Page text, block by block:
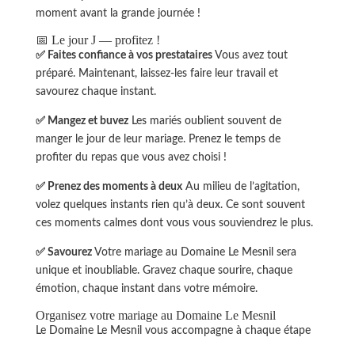
moment avant la grande journée !
📅 Le jour J — profitez !
✅ Faites confiance à vos prestatairesVous avez tout
préparé. Maintenant, laissez-les faire leur travail et
savourez chaque instant.
✅ Mangez et buvezLes mariés oublient souvent de
manger le jour de leur mariage. Prenez le temps de
profiter du repas que vous avez choisi !
✅ Prenez des moments à deuxAu milieu de l’agitation,
volez quelques instants rien qu’à deux. Ce sont souvent
ces moments calmes dont vous vous souviendrez le plus.
✅ SavourezVotre mariage au Domaine Le Mesnil sera
unique et inoubliable. Gravez chaque sourire, chaque
émotion, chaque instant dans votre mémoire.
Organisez votre mariage au Domaine Le Mesnil
Le Domaine Le Mesnil vous accompagne à chaque étape